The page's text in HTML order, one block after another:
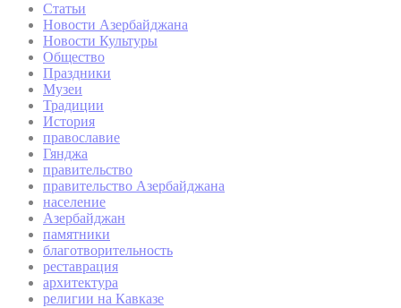
Статьи
Новости Азербайджана
Новости Культуры
Общество
Праздники
Музеи
Традиции
История
православие
Гянджа
правительство
правительство Азербайджана
население
Азербайджан
памятники
благотворительность
реставрация
архитектура
религии на Кавказе